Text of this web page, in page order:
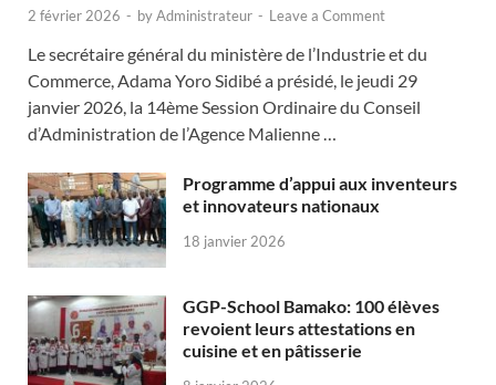
2 février 2026 - byAdministrateur - Leave a Comment
Le secrétaire général du ministère de l’Industrie et du
Commerce, Adama Yoro Sidibé a présidé, le jeudi 29
janvier 2026, la 14ème Session Ordinaire du Conseil
d’Administration de l’Agence Malienne …
Programme d’appui aux inventeurs
et innovateurs nationaux
18 janvier 2026
GGP-School Bamako: 100 élèves
revoient leurs attestations en
cuisine et en pâtisserie